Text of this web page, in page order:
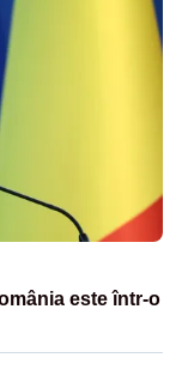
este într-o